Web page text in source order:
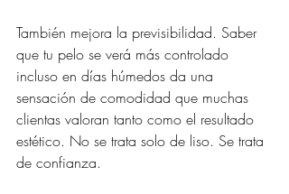
También mejora la previsibilidad. Saber
que tu pelo se verá más controlado
incluso en días húmedos da una
sensación de comodidad que muchas
clientas valoran tanto como el resultado
estético. No se trata solo de liso. Se trata
de confianza.